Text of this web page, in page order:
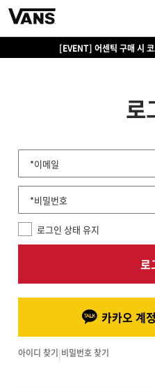
[EVENT] 어센틱 구매 시
로
*이메일
*비밀번호
로그인 상태 유지
로
카카오 계
아이디 찾기|비밀번호 찾기